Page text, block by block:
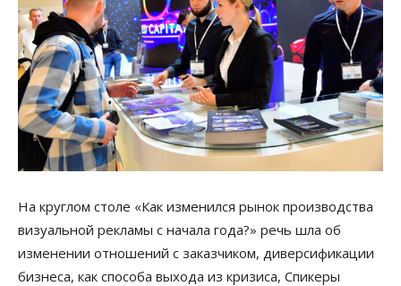
На круглом столе «Как изменился рынок производства
визуальной рекламы с начала года?» речь шла об
изменении отношений с заказчиком, диверсификации
бизнеса, как способа выхода из кризиса, Спикеры